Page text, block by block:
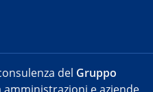
del Gruppo